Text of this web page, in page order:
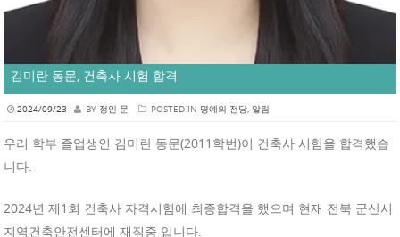
김미란 동문, 건축사 시험 합격
2024/09/23 BY 정인 문 POSTED IN 명예의 전당, 알림
우리 학부 졸업생인 김미란 동문(2011학번)이 건축사 시험을 합격했습
니다.
2024년 제1회 건축사 자격시험에 최종합격을 했으며 현재 전북 군산시
지역건축안전센터에 재직중 입니다.